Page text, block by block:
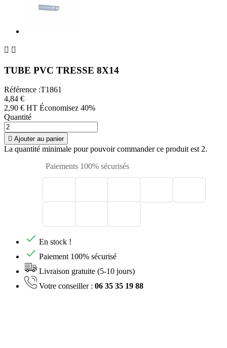
 
TUBE PVC TRESSE 8X14
Référence :T1861
4,84 €
2,90 € HT Économisez 40%
Quantité
 Ajouter au panier
La quantité minimale pour pouvoir commander ce produit est 2.
Paiements 100% sécurisés
En stock !
Paiement 100% sécurisé
Livraison gratuite (5-10 jours)
Votre conseiller : 06 35 35 19 88